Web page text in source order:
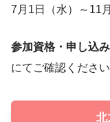
7月1日（水）～11
参加資格・申し込
にてご確認ください
北